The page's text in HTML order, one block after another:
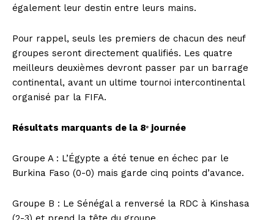
également leur destin entre leurs mains.
Pour rappel, seuls les premiers de chacun des neuf
groupes seront directement qualifiés. Les quatre
meilleurs deuxièmes devront passer par un barrage
continental, avant un ultime tournoi intercontinental
organisé par la FIFA.
Résultats marquants de la 8ᵉ journée
Groupe A : L’Égypte a été tenue en échec par le
Burkina Faso (0-0) mais garde cinq points d’avance.
Groupe B : Le Sénégal a renversé la RDC à Kinshasa